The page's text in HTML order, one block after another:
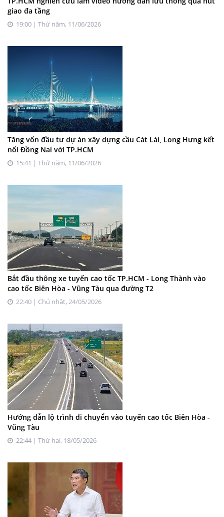
giao đa tầng
19:00 | Thứ năm, 11/06/2026
Tăng vốn đầu tư dự án xây dựng cầu Cát Lái, Long Hưng kết
nối Đồng Nai với TP.HCM
15:41 | Thứ năm, 11/06/2026
Bắt đầu thông xe tuyến cao tốc TP.HCM - Long Thành vào
cao tốc Biên Hòa - Vũng Tàu qua đường T2
22:40 | Chủ nhật, 24/05/2026
Hướng dẫn lộ trình di chuyển vào tuyến cao tốc Biên Hòa -
Vũng Tàu
22:44 | Thứ hai, 18/05/2026